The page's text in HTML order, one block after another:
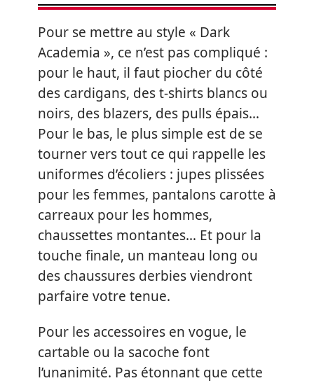
Pour se mettre au style « Dark
Academia », ce n’est pas compliqué :
pour le haut, il faut piocher du côté
des cardigans, des t-shirts blancs ou
noirs, des blazers, des pulls épais…
Pour le bas, le plus simple est de se
tourner vers tout ce qui rappelle les
uniformes d’écoliers : jupes plissées
pour les femmes, pantalons carotte à
carreaux pour les hommes,
chaussettes montantes… Et pour la
touche finale, un manteau long ou
des chaussures derbies viendront
parfaire votre tenue.
Pour les accessoires en vogue, le
cartable ou la sacoche font
l’unanimité. Pas étonnant que cette